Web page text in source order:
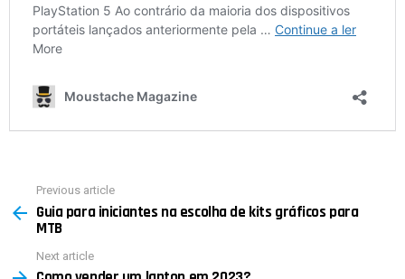
more
Previous article
Guia para iniciantes na escolha de kits gráficos para
MTB
Next article